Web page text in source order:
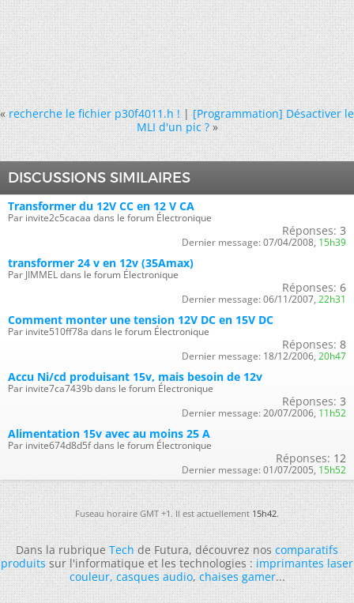
« recherche le fichier p30f4011.h !|[Programmation] Désactiver le
MLI d'un pic ? »
DISCUSSIONS SIMILAIRES
Transformer du 12V CC en 12 V CA
Par invite2c5cacaa dans le forum Électronique
Réponses: 3
Dernier message: 07/04/2008, 15h39
transformer 24 v en 12v (35Amax)
Par JIMMEL dans le forum Électronique
Réponses: 6
Dernier message: 06/11/2007, 22h31
Comment monter une tension 12V DC en 15V DC
Par invite510ff78a dans le forum Électronique
Réponses: 8
Dernier message: 18/12/2006, 20h47
Accu Ni/cd produisant 15v, mais besoin de 12v
Par invite7ca7439b dans le forum Électronique
Réponses: 3
Dernier message: 20/07/2006, 11h52
Alimentation 15v avec au moins 25 A
Par invite674d8d5f dans le forum Électronique
Réponses: 12
Dernier message: 01/07/2005, 15h52
Fuseau horaire GMT +1. Il est actuellement15h42.
Dans la rubriqueTechde Futura, découvrez noscomparatifs
produitssur l'informatique et les technologies :imprimantes laser
couleur,casques audio,chaises gamer...